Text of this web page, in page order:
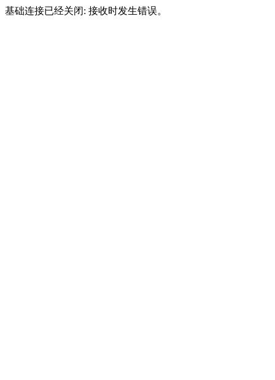
基础连接已经关闭: 接收时发生错误。